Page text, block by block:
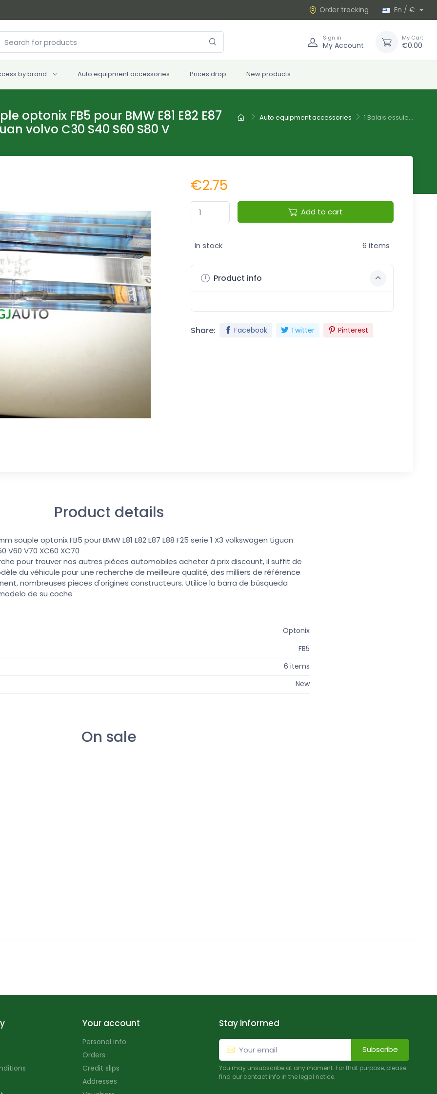
Order tracking En / €
Sign in
My Account
My Cart
€0.00
by brand Auto equipment accessories Prices drop New products
Auto equipment accessories 1 Balais essuie...
optonix FB5 pour BMW E81 E82 E87
volvo C30 S40 S60 S80 V
€2.75
Add to cart
In stock 6 items
Product info
Share: Facebook Twitter Pinterest
Product details
souple optonix FB5 pour BMW E81 E82 E87 E88 F25 serie 1 X3 volkswagen tiguan
V60 V70 XC60 XC70
pour trouver nos autres pièces automobiles acheter à prix discount, il suffit de
du véhicule pour une recherche de meilleure qualité, des milliers de référence
nombreuses pieces d'origines constructeurs. Utilice la barra de búsqueda
de su coche
Optonix
FB5
6 items
New
On sale
Your account
Personal info
Orders
Credit slips
Addresses
Stay informed
Subscribe
You may unsubscribe at any moment. For that purpose, please
find our contact info in the legal notice.